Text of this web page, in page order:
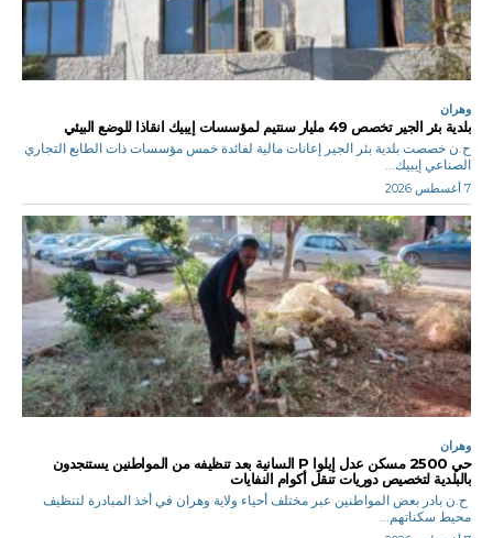
وهران
بلدية بئر الجير تخصص 49 مليار سنتيم لمؤسسات إيبيك انقاذا للوضع البيئي
ح.ن خصصت بلدية بئر الجير إعانات مالية لفائدة خمس مؤسسات ذات الطابع التجاري
الصناعي إيبيك...
7 أغسطس 2026
وهران
حي 2500 مسكن عدل إيلوا P السانية بعد تنظيفه من المواطنين يستنجدون
بالبلدية لتخصيص دوريات تنقل أكوام النفايات
ح.ن بادر بعض المواطنين عبر مختلف أحياء ولاية وهران في أخذ المبادرة لتنظيف
محيط سكناتهم...